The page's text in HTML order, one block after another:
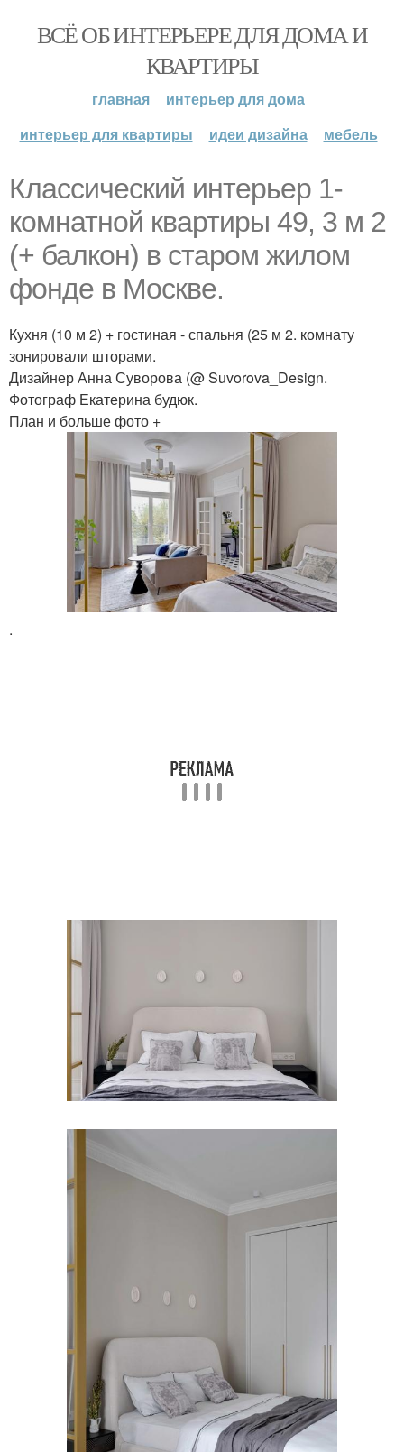
ВСЁ ОБ ИНТЕРЬЕРЕ ДЛЯ ДОМА И
КВАРТИРЫ
главная
интерьер для дома
интерьер для квартиры
идеи дизайна мебель
Классический интерьер 1-
комнатной квартиры 49, 3 м 2
(+ балкон) в старом жилом
фонде в Москве.
Кухня (10 м 2) + гостиная - спальня (25 м 2. комнату
зонировали шторами.
Дизайнер Анна Суворова (@ Suvorova_Design.
Фотограф Екатерина будюк.
План и больше фото +
.